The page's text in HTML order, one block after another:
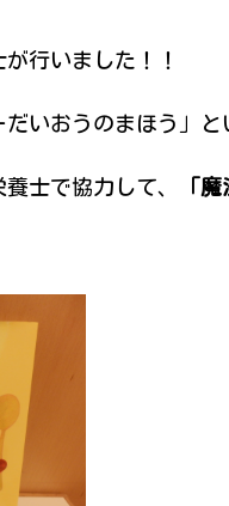
行いました！！
いおうのまほう」と
士で協力して、 「